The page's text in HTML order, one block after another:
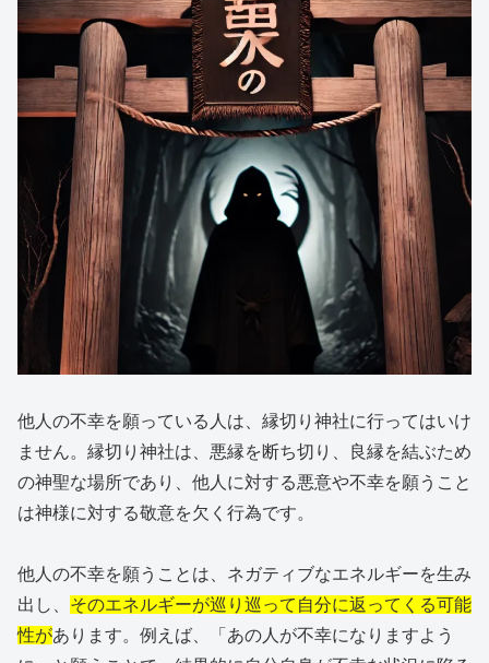
他人の不幸を願っている人は、縁切り神社に行ってはいけ
ません。縁切り神社は、悪縁を断ち切り、良縁を結ぶため
の神聖な場所であり、他人に対する悪意や不幸を願うこと
は神様に対する敬意を欠く行為です。
他人の不幸を願うことは、ネガティブなエネルギーを生み
出し、 そのエネルギーが巡り巡って自分に返ってくる可能
性があります。例えば、「あの人が不幸になりますよう